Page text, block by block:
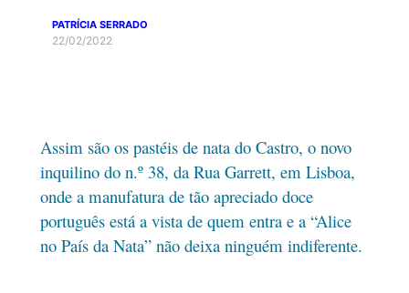
PATRÍCIA SERRADO
22/02/2022
Assim são os pastéis de nata do Castro, o novo
inquilino do n.º 38, da Rua Garrett, em Lisboa,
onde a manufatura de tão apreciado doce
português está a vista de quem entra e a “Alice
no País da Nata” não deixa ninguém indiferente.